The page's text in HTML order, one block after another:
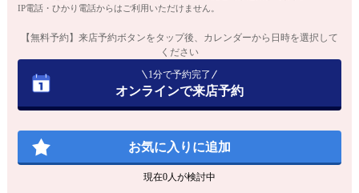
IP電話・ひかり電話からはご利用いただけません。
【無料予約】来店予約ボタンをタップ後、カレンダーから日時を選択して
ください
1分で予約完了
オンラインで来店予約
お気に入りに追加
現在0人が検討中